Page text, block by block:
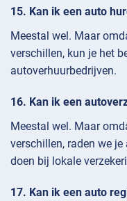
Kan ik een auto
Meestal wel. Maar
verschillen, kun je het
autoverhuurbedrijven.
Kan ik een
Meestal wel. Maar
verschillen, raden we
doen bij lokale
Kan ik een auto